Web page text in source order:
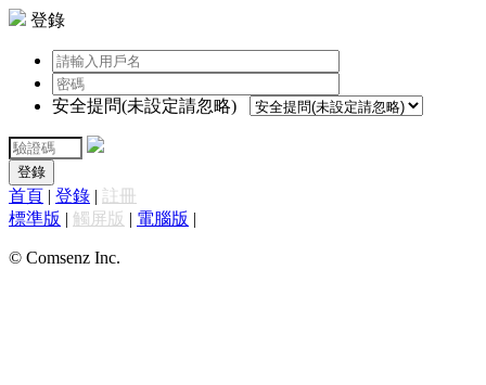
登錄
安全提問(未設定請忽略)
登錄
首頁 | 登錄 | 註冊
標準版 | 觸屏版 | 電腦版 |
© Comsenz Inc.